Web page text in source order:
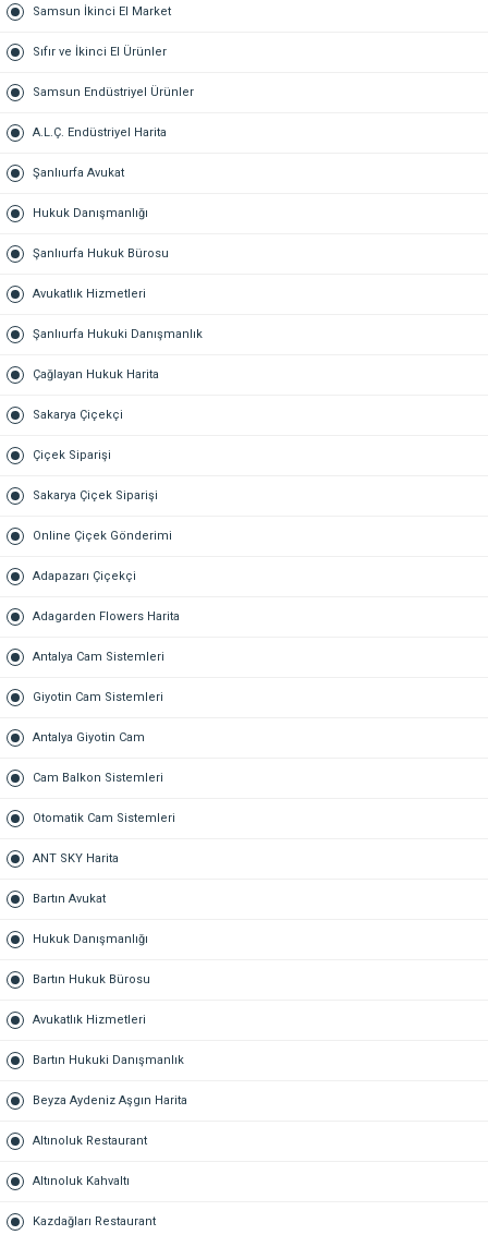
Samsun İkinci El Market
Sıfır ve İkinci El Ürünler
Samsun Endüstriyel Ürünler
A.L.Ç. Endüstriyel Harita
Şanlıurfa Avukat
Hukuk Danışmanlığı
Şanlıurfa Hukuk Bürosu
Avukatlık Hizmetleri
Şanlıurfa Hukuki Danışmanlık
Çağlayan Hukuk Harita
Sakarya Çiçekçi
Çiçek Siparişi
Sakarya Çiçek Siparişi
Online Çiçek Gönderimi
Adapazarı Çiçekçi
Adagarden Flowers Harita
Antalya Cam Sistemleri
Giyotin Cam Sistemleri
Antalya Giyotin Cam
Cam Balkon Sistemleri
Otomatik Cam Sistemleri
ANT SKY Harita
Bartın Avukat
Hukuk Danışmanlığı
Bartın Hukuk Bürosu
Avukatlık Hizmetleri
Bartın Hukuki Danışmanlık
Beyza Aydeniz Aşgın Harita
Altınoluk Restaurant
Altınoluk Kahvaltı
Kazdağları Restaurant